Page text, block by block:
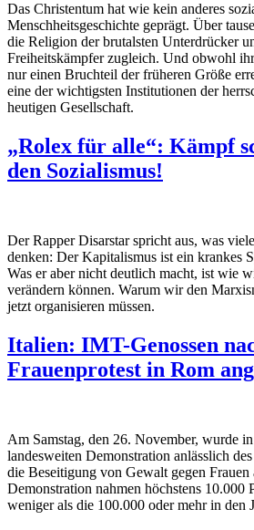
Das Christentum hat wie kein anderes
Menschheitsgeschichte geprägt. Über
die Religion der brutalsten Unterdrücker
Freiheitskämpfer zugleich. Und obwohl
nur einen Bruchteil der früheren Größe
eine der wichtigsten Institutionen der
heutigen Gesellschaft.
„Rolex für alle“: Kämpf
den Sozialismus!
Der Rapper Disarstar spricht aus, was
denken: Der Kapitalismus ist ein krankes
Was er aber nicht deutlich macht, ist wie
verändern können. Warum wir den
jetzt organisieren müssen.
Italien: IMT-Genossen
Frauenprotest in Rom
Am Samstag, den 26. November, wurde
landesweiten Demonstration anlässlich
die Beseitigung von Gewalt gegen
Demonstration nahmen höchstens 10.000
weniger als die 100.000 oder mehr in den